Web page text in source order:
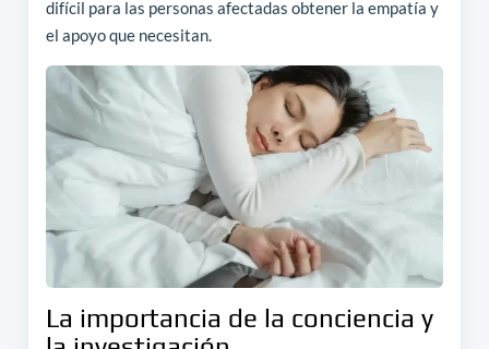
difícil para las personas afectadas obtener la empatía y
el apoyo que necesitan.
La importancia de la conciencia y